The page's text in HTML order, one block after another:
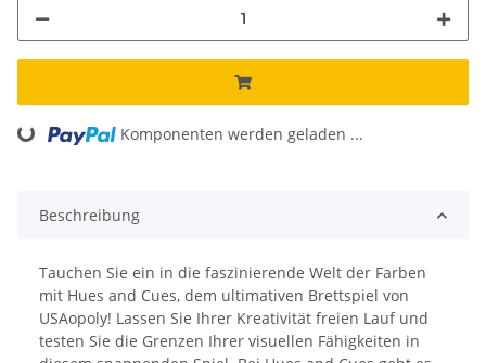
Loading... Komponenten werden geladen ...
Beschreibung
Tauchen Sie ein in die faszinierende Welt der Farben
mit Hues and Cues, dem ultimativen Brettspiel von
USAopoly! Lassen Sie Ihrer Kreativität freien Lauf und
testen Sie die Grenzen Ihrer visuellen Fähigkeiten in